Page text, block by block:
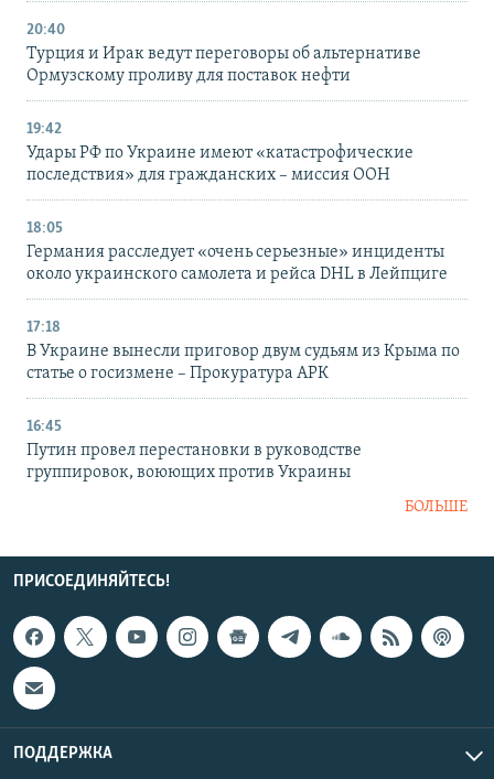
20:40
Турция и Ирак ведут переговоры об альтернативе
Ормузскому проливу для поставок нефти
19:42
Удары РФ по Украине имеют «катастрофические
последствия» для гражданских – миссия ООН
18:05
Германия расследует «очень серьезные» инциденты
около украинского самолета и рейса DHL в Лейпциге
17:18
В Украине вынесли приговор двум судьям из Крыма по
статье о госизмене – Прокуратура АРК
16:45
Путин провел перестановки в руководстве
группировок, воюющих против Украины
БОЛЬШЕ
ПРИСОЕДИНЯЙТЕСЬ!
ПОДДЕРЖКА